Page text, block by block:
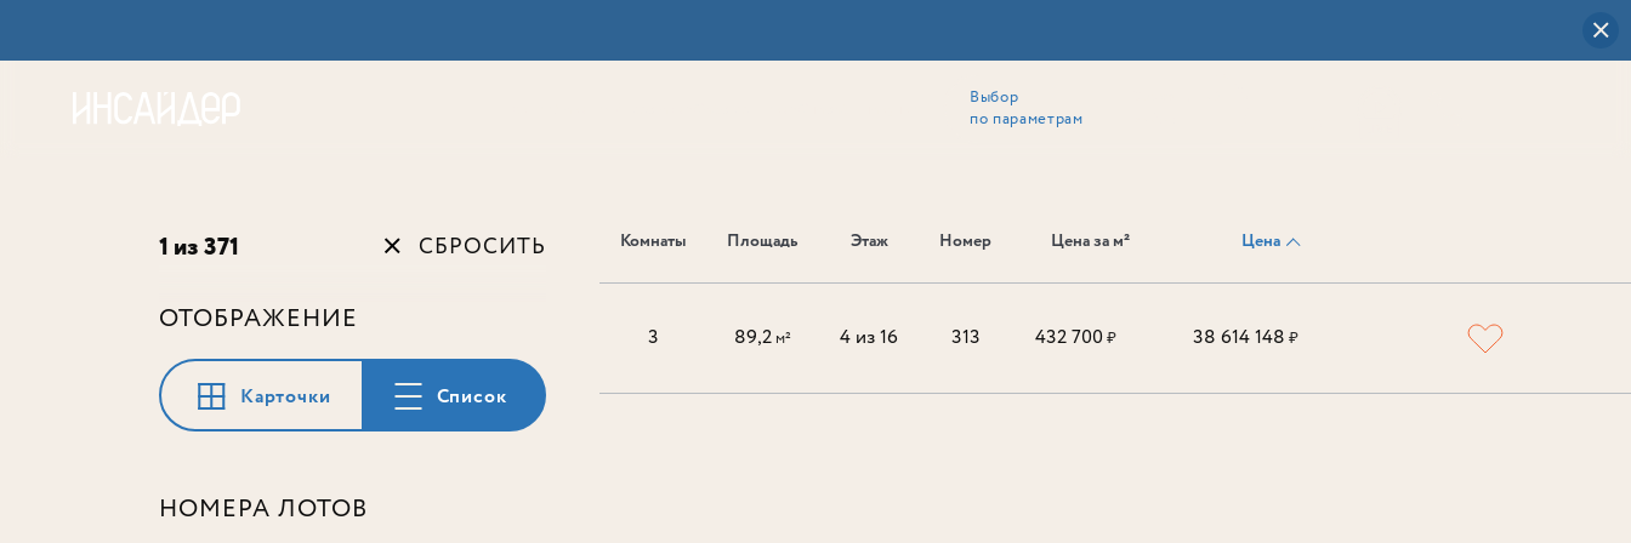
Выбор
по параметрам
1 из 371 СБРОСИТЬ
ОТОБРАЖЕНИЕ
Карточки Список
НОМЕРА ЛОТОВ
Комнаты Площадь Этаж Номер Цена за м² Цена
3 89,2 м² 4 из 16 313 432 700₽ 38 614 148 ₽